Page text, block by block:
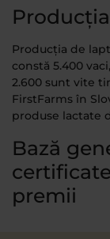
Producția de
constă 5.400
2.600 sunt vite
FirstFarms în
produse lactate
Bază
premii